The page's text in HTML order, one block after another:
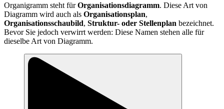
Organigramm steht fürOrganisationsdiagramm. Diese Art von
Diagramm wird auch als Organisationsplan,
Organisationsschaubild, Struktur- oder Stellenplan bezeichnet.
Bevor Sie jedoch verwirrt werden: Diese Namen stehen alle für
dieselbe Art von Diagramm.